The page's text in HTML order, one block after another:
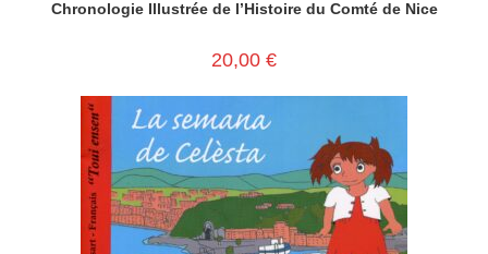
Chronologie Illustrée de l’Histoire du Comté de Nice
20,00 €